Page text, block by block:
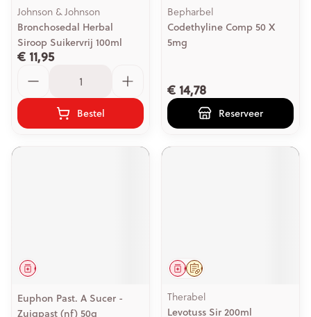
Johnson & Johnson
Bronchosedal Herbal
Siroop Suikervrij 100ml
€ 11,95
Bestel
Bepharbel
Codethyline Comp 50 X
5mg
€ 14,78
Reserveer
Geneesmiddel
Euphon Past. A Sucer -
Zuigpast (nf) 50g
Op voorschrift
Geneesmiddel
Therabel
Levotuss Sir 200ml